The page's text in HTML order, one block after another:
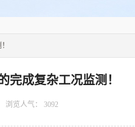
完成复杂工况监测！
浏览人气： 3092